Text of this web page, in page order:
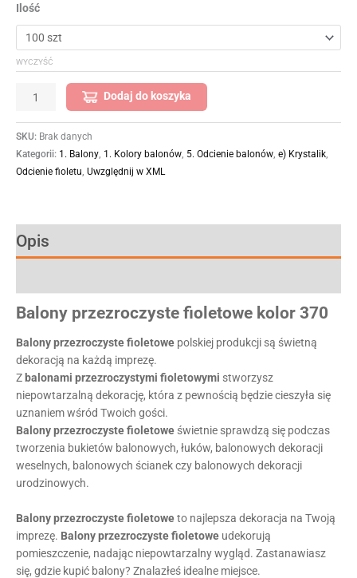
Ilość
WYCZYŚĆ
Dodaj do koszyka
SKU: Brak danych
Kategorii: 1. Balony, 1. Kolory balonów, 5. Odcienie balonów, e) Krystalik,
Odcienie fioletu, Uwzględnij w XML
Opis
Balony przezroczyste fioletowe kolor 370
Balonyprzezroczystefioletowe polskiej produkcji są świetną
dekoracją na każdą imprezę.
Z balonami przezroczystymi fioletowymi stworzysz
niepowtarzalną dekorację, która z pewnością będzie cieszyła się
uznaniem wśród Twoich gości.
Balonyprzezroczystefioletowe świetnie sprawdzą się podczas
tworzenia bukietów balonowych, łuków, balonowych dekoracji
weselnych, balonowych ścianek czy balonowych dekoracji
urodzinowych.
Balonyprzezroczystefioletoweto najlepsza dekoracja na Twoją
imprezę. Balonyprzezroczystefioletowe udekorują
pomieszczenie, nadając niepowtarzalny wygląd. Zastanawiasz
się, gdzie kupić balony? Znalazłeś idealne miejsce.